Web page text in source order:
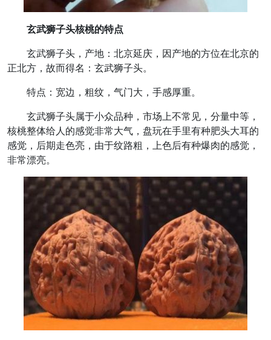
玄武狮子头核桃的特点
玄武狮子头，产地：北京延庆，因产地的方位在北京的
正北方，故而得名：玄武狮子头。
特点：宽边，粗纹，气门大，手感厚重。
玄武狮子头属于小众品种，市场上不常见，分量中等，
核桃整体给人的感觉非常大气，盘玩在手里有种肥头大耳的
感觉，后期走色亮，由于纹路粗，上色后有种爆肉的感觉，
非常漂亮。